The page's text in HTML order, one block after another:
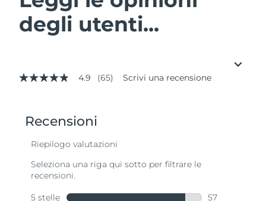
degli utenti...
4.9
valore
valutazione
Read
Stesso
4.9 (65) Scrivi una recensione